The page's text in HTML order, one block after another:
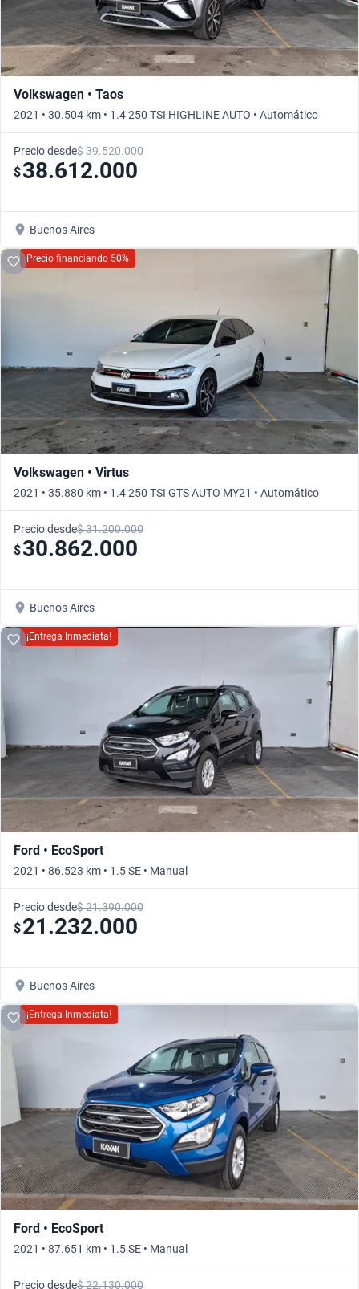
Volkswagen • Taos
2021 • 30.504 km • 1.4 250 TSI HIGHLINE AUTO • Automático
Precio desde$ 39.520.000
$38.612.000
Buenos Aires
Precio financiando 50%
Volkswagen • Virtus
2021 • 35.880 km • 1.4 250 TSI GTS AUTO MY21 • Automático
Precio desde$ 31.200.000
$30.862.000
Buenos Aires
¡Entrega Inmediata!
Ford • EcoSport
2021 • 86.523 km • 1.5 SE • Manual
Precio desde$ 21.390.000
$21.232.000
Buenos Aires
¡Entrega Inmediata!
Ford • EcoSport
2021 • 87.651 km • 1.5 SE • Manual
Precio desde$ 22.130.000